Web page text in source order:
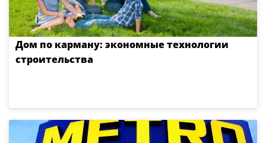
Дом по карману: экономные технологии
строительства